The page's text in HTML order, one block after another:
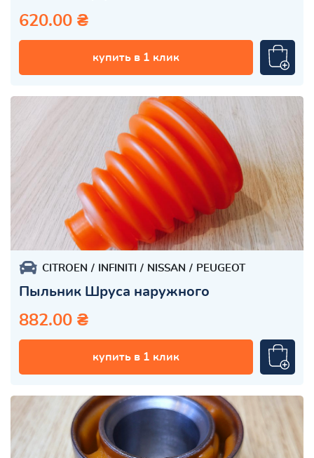
620.00 ₴
купить в 1 клик
CITROEN INFINITI NISSAN PEUGEOT
Пыльник Шруса наружного
882.00 ₴
купить в 1 клик